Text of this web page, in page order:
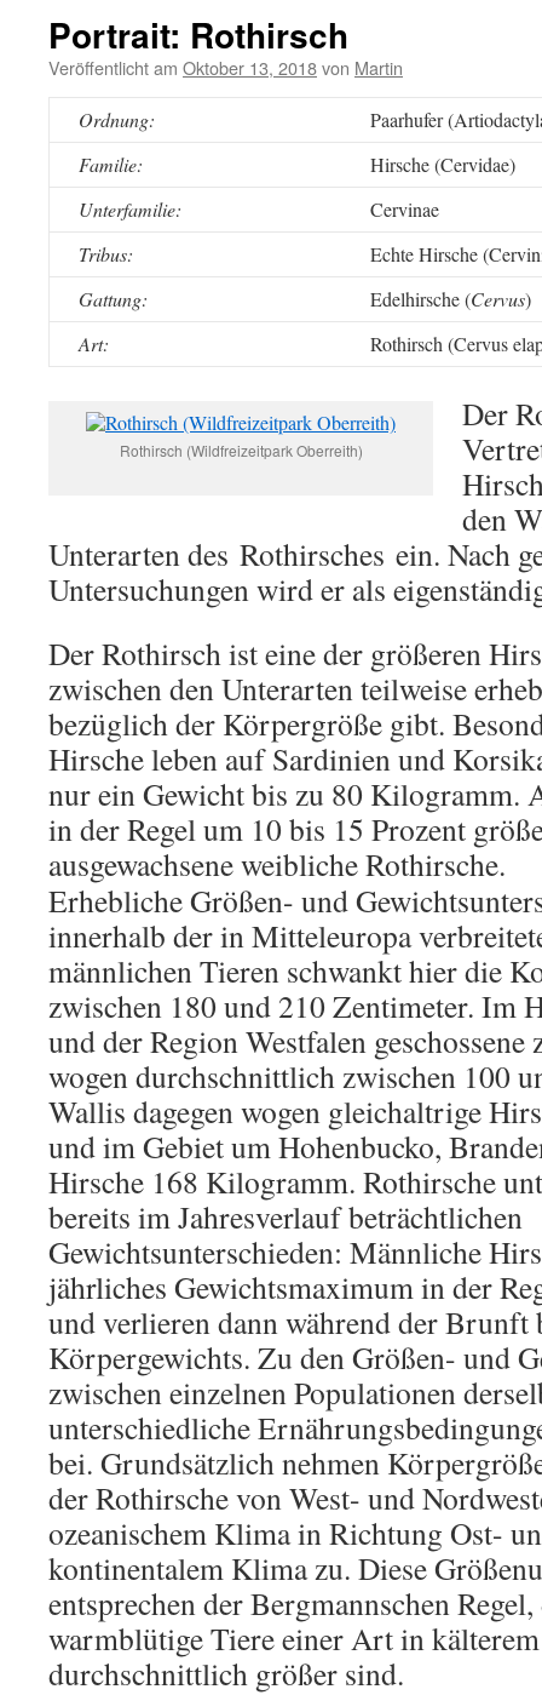
Portrait: Rothirsch
Veröffentlicht am Oktober 13, 2018von Martin
Ordnung:
Paarhufer
Familie:
Hirsche (Cervidae)
Unterfamilie:
Cervinae
Tribus:
Echte Hirsche
Gattung:
Edelhirsche (Cervus)
Art:
Rothirsch (Cervus
Rothirsch (Wildfreizeitpark Oberreith)
Der
den
Unterarten des Rothirsches ein. Nach
Untersuchungen wird er als
Der Rothirsch ist eine der größeren
zwischen den Unterarten teilweise
bezüglich der Körpergröße gibt.
Hirsche leben auf Sardinien und
nur ein Gewicht bis zu 80 Kilogramm.
in der Regel um 10 bis 15 Prozent
ausgewachsene weibliche Rothirsche.
Erhebliche Größen- und
innerhalb der in Mitteleuropa
männlichen Tieren schwankt hier die
zwischen 180 und 210 Zentimeter. Im
und der Region Westfalen
wogen durchschnittlich zwischen 100
Wallis dagegen wogen gleichaltrige
und im Gebiet um Hohenbucko,
Hirsche 168 Kilogramm. Rothirsche
bereits im Jahresverlauf beträchtlichen
Gewichtsunterschieden: Männliche
jährliches Gewichtsmaximum in der
und verlieren dann während der Brunft
Körpergewichts. Zu den Größen- und
zwischen einzelnen Populationen
unterschiedliche
bei. Grundsätzlich nehmen
der Rothirsche von West- und
ozeanischem Klima in Richtung Ost-
kontinentalem Klima zu. Diese
entsprechen der Bergmannschen Regel,
warmblütige Tiere einer Art in
durchschnittlich größer sind.